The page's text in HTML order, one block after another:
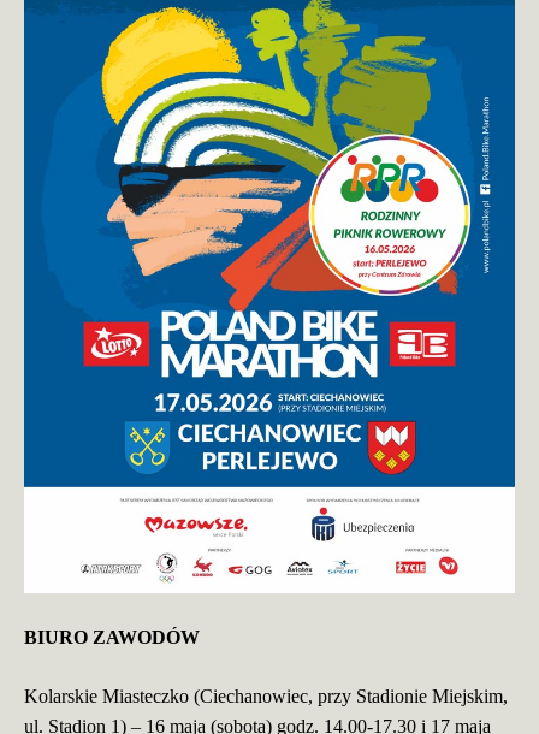
BIURO ZAWODÓW
Kolarskie Miasteczko (Ciechanowiec, przy Stadionie Miejskim,
ul. Stadion 1) – 16 maja (sobota) godz. 14.00-17.30 i 17 maja